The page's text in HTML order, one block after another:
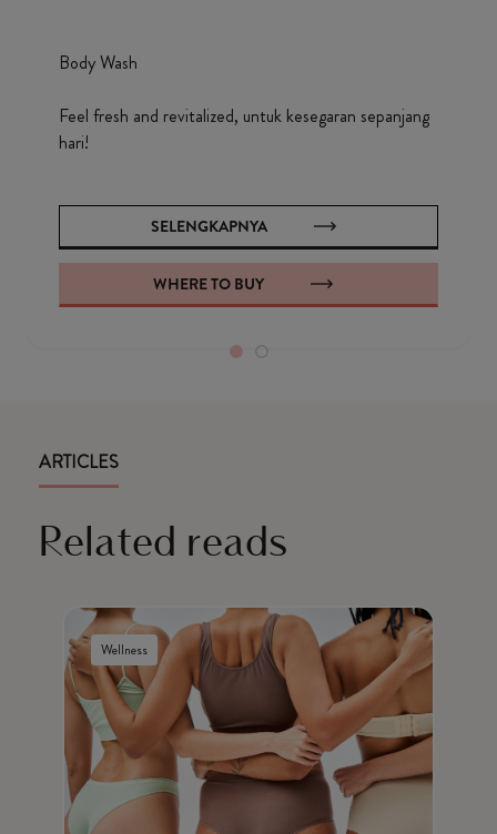
Body Wash
Feel fresh and revitalized, untuk kesegaran sepanjang
hari!
SELENGKAPNYA
WHERE TO BUY
ARTICLES
Related reads
Wellness